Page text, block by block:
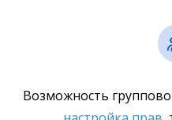
Возможность